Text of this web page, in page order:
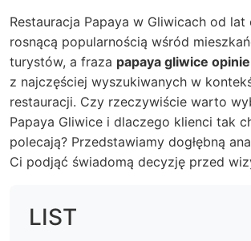
Restauracja Papaya w Gliwicach od lat
rosnącą popularnością wśród
turystów, a fraza papaya gliwice opinie
z najczęściej wyszukiwanych w
restauracji. Czy rzeczywiście warto
Papaya Gliwice i dlaczego klienci tak
polecają? Przedstawiamy dogłębną
Ci podjąć świadomą decyzję przed
LIST